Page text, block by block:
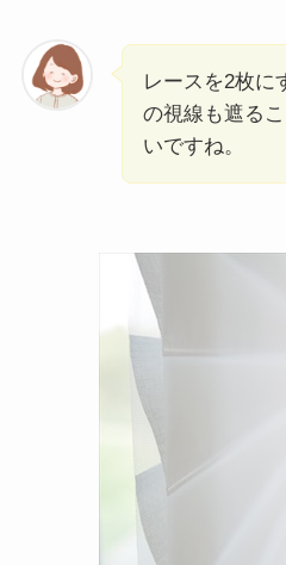
レースを2枚に
の視線も遮る
いですね。